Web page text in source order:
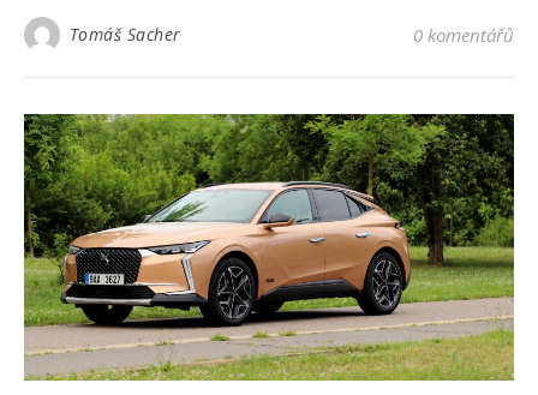
Tomáš Sacher 0 komentářů